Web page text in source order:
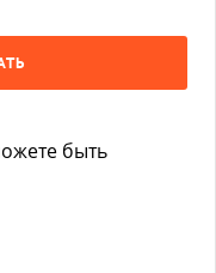
быть